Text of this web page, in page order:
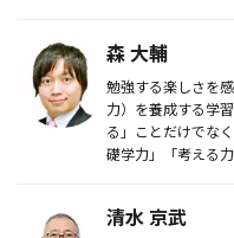
森 大輔
勉強する楽しさを
力）を養成する学
る」ことだけでな
礎学力」「考える
清水 京武